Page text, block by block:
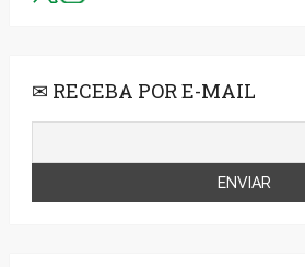
✉ RECEBA POR E-MAIL